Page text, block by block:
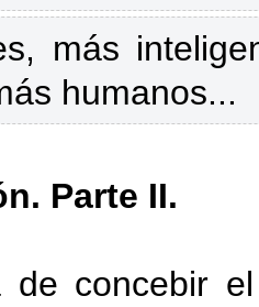
más
humanos...
Parte II.
de concebir